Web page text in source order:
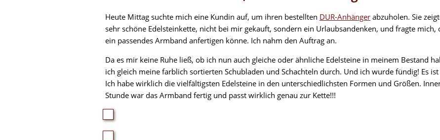
Heute Mittag suchte mich eine Kundin auf, um ihren bestellten DUR-Anhängerabzuholen. Sie
sehr schöne Edelsteinkette, nicht bei mir gekauft, sondern ein Urlaubsandenken, und fragte mich,
ein passendes Armband anfertigen könne. Ich nahm den Auftrag an.
Da es mir keine Ruhe ließ, ob ich nun auch gleiche oder ähnliche Edelsteine in meinem Bestand
ich gleich meine farblich sortierten Schubladen und Schachteln durch. Und ich wurde fündig! Es
Ich habe wirklich die vielfältigsten Edelsteine in den unterschiedlichsten Formen und Größen.
Stunde war das Armband fertig und passt wirklich genau zur Kette!!!